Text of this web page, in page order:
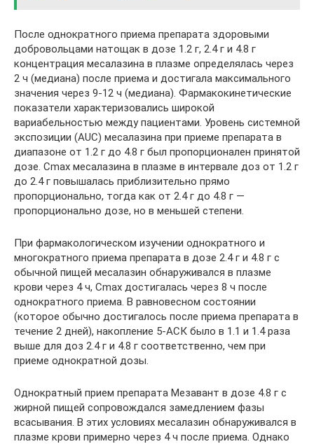
После однократного приема препарата здоровыми
добровольцами натощак в дозе 1.2 г, 2.4 г и 4.8 г
концентрация месалазина в плазме определялась через
2 ч (медиана) после приема и достигала максимального
значения через 9-12 ч (медиана). Фармакокинетические
показатели характеризовались широкой
вариабельностью между пациентами. Уровень системной
экспозиции (AUC) месалазина при приеме препарата в
диапазоне от 1.2 г до 4.8 г был пропорционален принятой
дозе. Cmax месалазина в плазме в интервале доз от 1.2 г
до 2.4 г повышалась приблизительно прямо
пропорционально, тогда как от 2.4 г до 4.8 г —
пропорционально дозе, но в меньшей степени.
При фармакологическом изучении однократного и
многократного приема препарата в дозе 2.4 г и 4.8 г с
обычной пищей месалазин обнаруживался в плазме
крови через 4 ч, Cmax достигалась через 8 ч после
однократного приема. В равновесном состоянии
(которое обычно достигалось после приема препарата в
течение 2 дней), накопление 5-АСК было в 1.1 и 1.4 раза
выше для доз 2.4 г и 4.8 г соответственно, чем при
приеме однократной дозы.
Однократный прием препарата Мезавант в дозе 4.8 г с
жирной пищей сопровождался замедлением фазы
всасывания. В этих условиях месалазин обнаруживался в
плазме крови примерно через 4 ч после приема. Однако